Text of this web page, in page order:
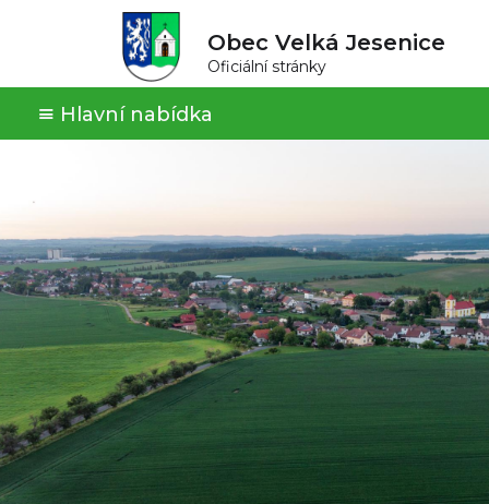
Obec Velká Jesenice
Oficiální stránky
Hlavní nabídka